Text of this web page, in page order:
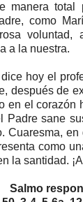
manera
como
voluntad,
a la nuestra.
hoy el
después de
en el corazón
Padre sane
Cuaresma,
como
la santidad.
Salmo